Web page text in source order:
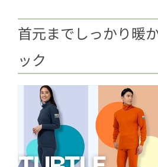
首元までしっかり暖
ック